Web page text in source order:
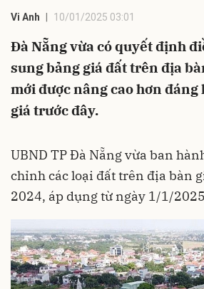
Vi Anh 10/01/2025 03:01
Đà Nẵng vừa có quyết định
sung bảng giá đất trên địa
mới được nâng cao hơn đáng
giá trước đây.
UBND TP Đà Nẵng vừa ban
chỉnh các loại đất trên địa bàn
2024, áp dụng từ ngày 1/1/